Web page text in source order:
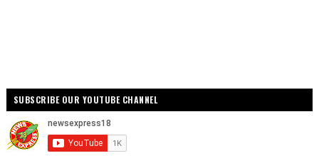
SUBSCRIBE OUR YOUTUBE CHANNEL